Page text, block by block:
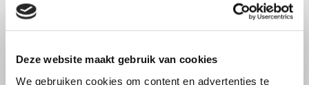
Deze website maakt gebruik van cookies
We gebruiken cookies om content en advertenties te